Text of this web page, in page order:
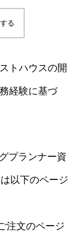
る
トハウスの開
経験に基づ
プランナー資
以下のページ
注文のページ